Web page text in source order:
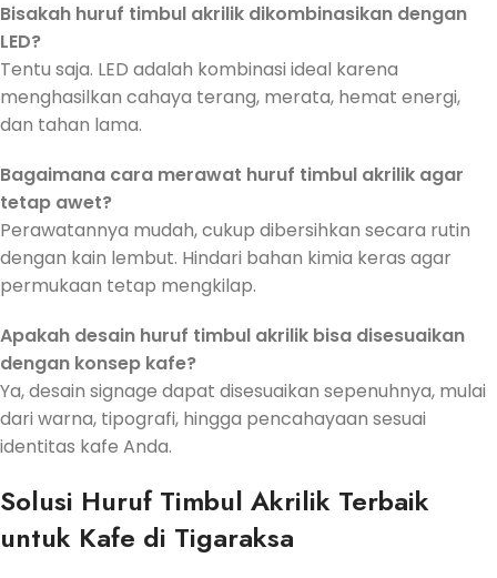
Bisakah huruf timbul akrilik dikombinasikan dengan
LED?
Tentu saja. LED adalah kombinasi ideal karena
menghasilkan cahaya terang, merata, hemat energi,
dan tahan lama.
Bagaimana cara merawat huruf timbul akrilik agar
tetap awet?
Perawatannya mudah, cukup dibersihkan secara rutin
dengan kain lembut. Hindari bahan kimia keras agar
permukaan tetap mengkilap.
Apakah desain huruf timbul akrilik bisa disesuaikan
dengan konsep kafe?
Ya, desain signage dapat disesuaikan sepenuhnya, mulai
dari warna, tipografi, hingga pencahayaan sesuai
identitas kafe Anda.
Solusi Huruf Timbul Akrilik Terbaik
untuk Kafe di Tigaraksa